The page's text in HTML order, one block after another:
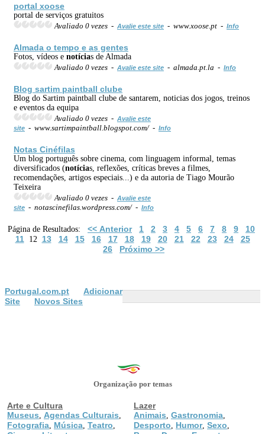
portal xoose
portal de serviços gratuitos
Avaliado 0 vezes - Avalie este site - www.xoose.pt - Info
Almada o tempo e as gentes
Fotos, vídeos e notícias de Almada
Avaliado 0 vezes - Avalie este site - almada.pt.la - Info
Blog sartim paintball clube
Blog do Sartim paintball clube de santarem, noticias dos jogos, treinos
e eventos da equipa
Avaliado 0 vezes - Avalie este
site - www.sartimpaintball.blogspot.com/ - Info
Notas Cinéfilas
Um blog português sobre cinema, com linguagem informal, temas
diversificados (notícias, reflexões, críticas breves a filmes,
recomendações, artigos especiais...) e da autoria de Tiago Mourão
Teixeira
Avaliado 0 vezes - Avalie este
site - notascinefilas.wordpress.com/ - Info
Página de Resultados: << Anterior 1 2 3 4 5 6 7 8 9
10
1112 13 14 15 16 17 18 19 20 21 22 23 24
25
26
Próximo >>
Portugal.com.pt
Adicionar
Site
Novos Sites
Organização por temas
Arte e Cultura
Museus
Agendas Culturais
Fotografia Música Teatro
Lazer
Animais Gastronomia
Desporto Humor, Sexo